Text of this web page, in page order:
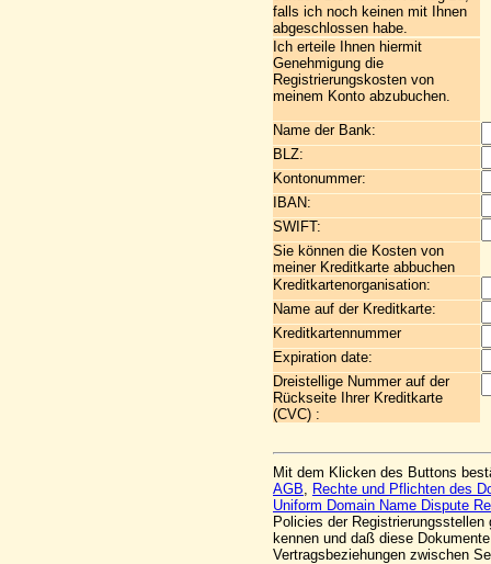
falls ich noch keinen mit Ihnen
abgeschlossen habe.
Ich erteile Ihnen hiermit
Genehmigung die
Registrierungskosten von
meinem Konto abzubuchen.
Name der Bank:
BLZ:
Kontonummer:
IBAN:
SWIFT:
Sie können die Kosten von
meiner Kreditkarte abbuchen
Kreditkartenorganisation:
Name auf der Kreditkarte:
Kreditkartennummer
Expiration date:
Dreistellige Nummer auf der
Rückseite Ihrer Kreditkarte
(CVC) :
Mit dem Klicken des Buttons
AGB
Rechte und Pflichten des
Uniform Domain Name Dispute
Policies der Registrierungsstellen
kennen und daß diese
Vertragsbeziehungen zwischen